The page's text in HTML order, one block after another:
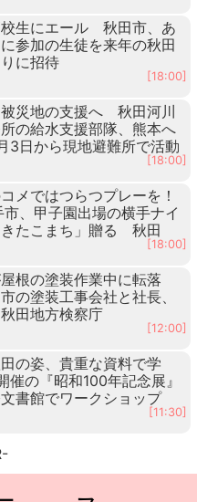
生にエール 秋田市、あ
参加の生徒を来年の秋田
に招待
[18:00]
災地の支援へ 秋田河川
の給水支援部隊、熊本へ
日から現地避難所で活動
[18:00]
メではつらつプレーを！
、甲子園出場の横手ナイ
きたこまち」贈る 秋田
[18:00]
根の塗装作業中に転落
の塗装工事会社と社長、
田地方検察庁
[12:00]
の姿、貴重な資料で学
の『昭和100年記念展』
書館でワークショップ
[11:30]